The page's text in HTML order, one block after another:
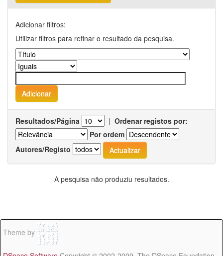
Adicionar filtros:
Utilizar filtros para refinar o resultado da pesquisa.
Resultados/Página | Ordenar registos por:
Por ordem
Autores/Registo
A pesquisa não produziu resultados.
Theme by